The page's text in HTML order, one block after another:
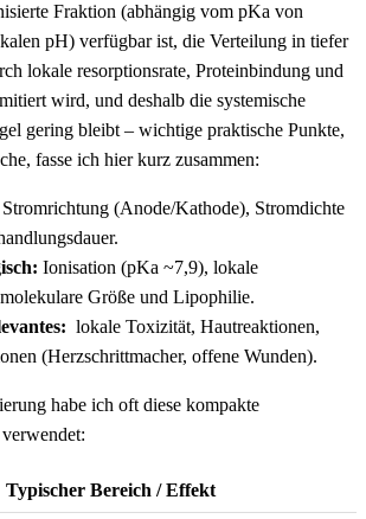
Fraktion (abhängig vom pKa von
pH) verfügbar ist, die Verteilung in tiefer
lokale resorptionsrate, Proteinbindung ​und
wird, und deshalb​ die systemische
‌gering bleibt – wichtige praktische Punkte,
fasse ich hier kurz⁣ zusammen:
Stromrichtung (Anode/Kathode), Stromdichte
Ionisation (pKa ~7,9), lokale
Größe und Lipophilie.
⁤ lokale Toxizität, Hautreaktionen,
(Herzschrittmacher, offene ​Wunden).
habe ich oft diese kompakte
Typischer Bereich / Effekt